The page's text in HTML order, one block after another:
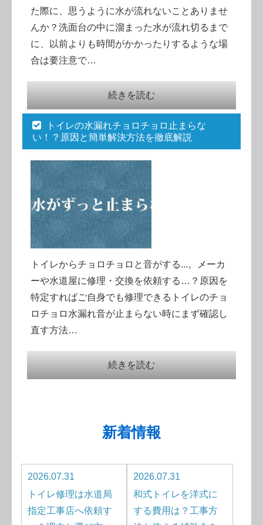
た際に、思うように水が流れないことありませ
んか？洗面台の中に溜まった水が流れ切るまで
に、以前よりも時間がかかったりするような場
合は要注意で…
続きを読む
トイレの水漏れチョロチョロ止まらな
い！？原因と簡単解決方法を徹底解説
トイレからチョロチョロと音がする...。メーカ
ーや水道屋に修理・交換を依頼する…？原因を
特定すればご自身でも修理できるトイレのチョ
ロチョロ水漏れ音が止まらない時にまず確認し
直す方法…
続きを読む
新着情報
2026.07.31
トイレ修理は水道局
指定工事店へ依頼す
2026.07.31
和式トイレを洋式に
する費用は？工事方